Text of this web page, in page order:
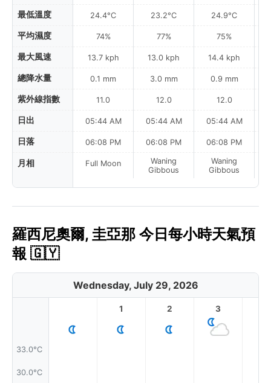
最低溫度
平均濕度
最大風速
總降水量
紫外線指數
日出
日落
月相
24.4°C
74%
13.7 kph
0.1 mm
11.0
05:44 AM
06:08 PM
Full Moon
23.2°C
77%
13.0 kph
3.0 mm
12.0
05:44 AM
06:08 PM
Waning
Gibbous
24.9°C
75%
14.4 kph
0.9 mm
12.0
05:44 AM
06:08 PM
Waning
Gibbous
羅西尼奧爾, 圭亞那 今日每小時天氣預
報 🇬🇾
Wednesday, July 29, 2026
33.0°C
30.0°C
1 2 3